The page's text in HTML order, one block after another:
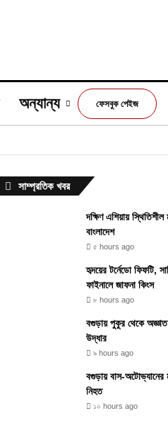
অন্যান্য ফেসবুক পেইজ
সাম্প্রতিক খবর
দক্ষিণ এশিয়ায় স্থিতিশীল
বাংলাদেশ
৫ hours ago
হৃদয়ের টর্নেডো ফিফটি,
ফাইনালে জাফনা কিংস
৮ hours ago
বগুড়ায় পুকুর থেকে
উদ্ধার
৯ hours ago
বগুড়ায় বাস-অটোভ্যানের
নিহত
১০ hours ago